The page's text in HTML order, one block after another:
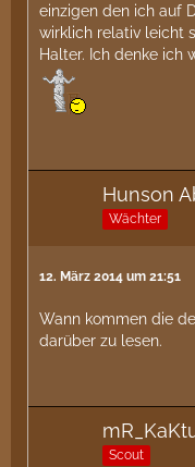
einzigen den ich auf
wirklich relativ leicht
Halter. Ich denke ich
Hunson
Wächter
12. März 2014 um 21:51
Wann kommen die
darüber zu lesen.
Scout